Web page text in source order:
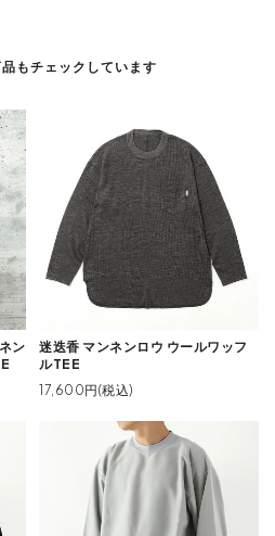
もチェックしています
ン
迷迭香 マンネンロウ ウールワッフ
ルTEE
17,600円(税込)